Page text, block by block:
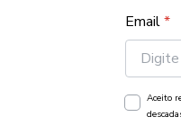
Email*
Aceito